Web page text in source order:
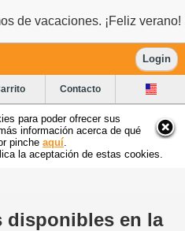
de vacaciones. ¡Feliz verano!
Login
Contacto
para poder ofrecer sus
información acerca de qué
pinche aquí
la aceptación de estas cookies.
disponibles en la